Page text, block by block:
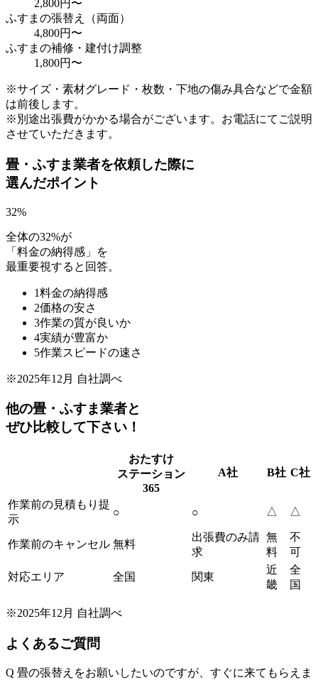
2,800円〜
ふすまの張替え（両面）
4,800円〜
ふすまの補修・建付け調整
1,800円〜
※サイズ・素材グレード・枚数・下地の傷み具合などで金額
は前後します。
※別途出張費がかかる場合がございます。お電話にてご説明
させていただきます。
畳・ふすま業者を依頼した際に
選んだポイント
32%
全体の32%が
「料金の納得感」を
最重要視すると回答。
1料金の納得感
2価格の安さ
3作業の質が良いか
4実績が豊富か
5作業スピードの速さ
※2025年12月 自社調べ
他の畳・ふすま業者と
ぜひ比較して下さい！
おたすけ
ステーション
365
A社 B社 C社
作業前の見積もり提
示
○ ○ △ △
作業前のキャンセル 無料
出張費のみ請
求
無
料
不
可
対応エリア 全国 関東
近
畿
全
国
※2025年12月 自社調べ
よくあるご質問
Q 畳の張替えをお願いしたいのですが、すぐに来てもらえま